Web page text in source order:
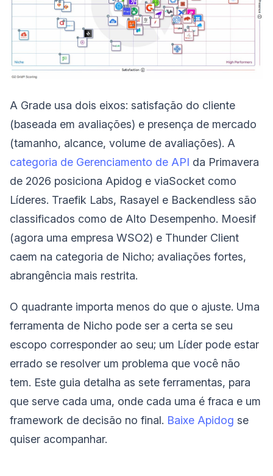
A Grade usa dois eixos: satisfação do cliente
(baseada em avaliações) e presença de mercado
(tamanho, alcance, volume de avaliações). A
categoria de Gerenciamento de API da Primavera
de 2026 posiciona Apidog e viaSocket como
Líderes. Traefik Labs, Rasayel e Backendless são
classificados como de Alto Desempenho. Moesif
(agora uma empresa WSO2) e Thunder Client
caem na categoria de Nicho; avaliações fortes,
abrangência mais restrita.
O quadrante importa menos do que o ajuste. Uma
ferramenta de Nicho pode ser a certa se seu
escopo corresponder ao seu; um Líder pode estar
errado se resolver um problema que você não
tem. Este guia detalha as sete ferramentas, para
que serve cada uma, onde cada uma é fraca e um
framework de decisão no final. Baixe Apidog se
quiser acompanhar.